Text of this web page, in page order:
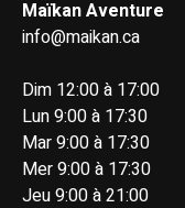
Maïkan Aventure
info@maikan.ca
Dim 12:00 à 17:00
Lun 9:00 à 17:30
Mar 9:00 à 17:30
Mer 9:00 à 17:30
Jeu 9:00 à 21:00